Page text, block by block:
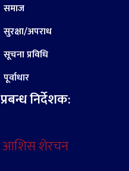
समाज
सुरक्षा/अपराध
सूचना प्रविधि
पूर्वाधार
प्रबन्ध निर्देशक:
आशिस शेरचन